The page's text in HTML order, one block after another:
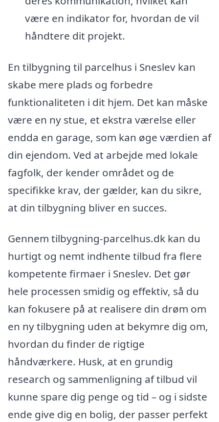
være en indikator for, hvordan de vil
håndtere dit projekt.
En tilbygning til parcelhus i Sneslev kan
skabe mere plads og forbedre
funktionaliteten i dit hjem. Det kan måske
være en ny stue, et ekstra værelse eller
endda en garage, som kan øge værdien af
din ejendom. Ved at arbejde med lokale
fagfolk, der kender området og de
specifikke krav, der gælder, kan du sikre,
at din tilbygning bliver en succes.
Gennem tilbygning-parcelhus.dk kan du
hurtigt og nemt indhente tilbud fra flere
kompetente firmaer i Sneslev. Det gør
hele processen smidig og effektiv, så du
kan fokusere på at realisere din drøm om
en ny tilbygning uden at bekymre dig om,
hvordan du finder de rigtige
håndværkere. Husk, at en grundig
research og sammenligning af tilbud vil
kunne spare dig penge og tid – og i sidste
ende give dig en bolig, der passer perfekt